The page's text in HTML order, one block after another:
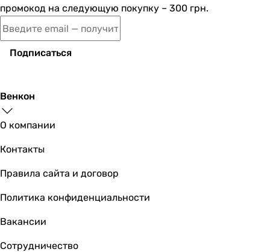
промокод на следующую покупку – 300 грн.
Подписаться
Венкон
О компании
Контакты
Правила сайта и договор
Политика конфиденциальности
Вакансии
Сотрудничество